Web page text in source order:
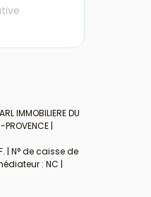
DU
|
| N° de caisse de
: NC |